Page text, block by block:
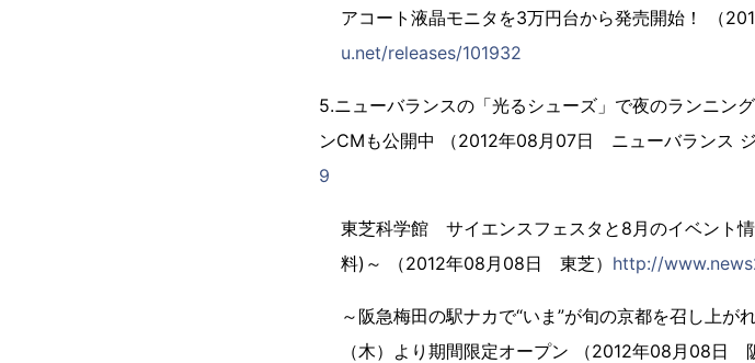
アコート液晶モニタを3万円台から発売開始！ （
u.net/releases/101932
5.ニューバランスの「光るシューズ」で夜のランニン
ンCMも公開中 （2012年08月07日 ニューバランス ジ
9
東芝科学館 サイエンスフェスタと8月のイベント
料)～ （2012年08月08日 東芝） http://
～阪急梅田の駅ナカで“いま”が旬の京都を召し上
（木）より期間限定オープン （2012年08月08日